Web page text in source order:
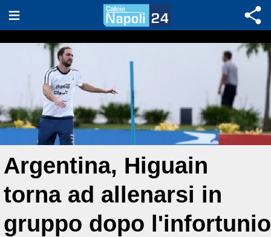
Argentina, Higuain
torna ad allenarsi in
gruppo dopo l'infortunio